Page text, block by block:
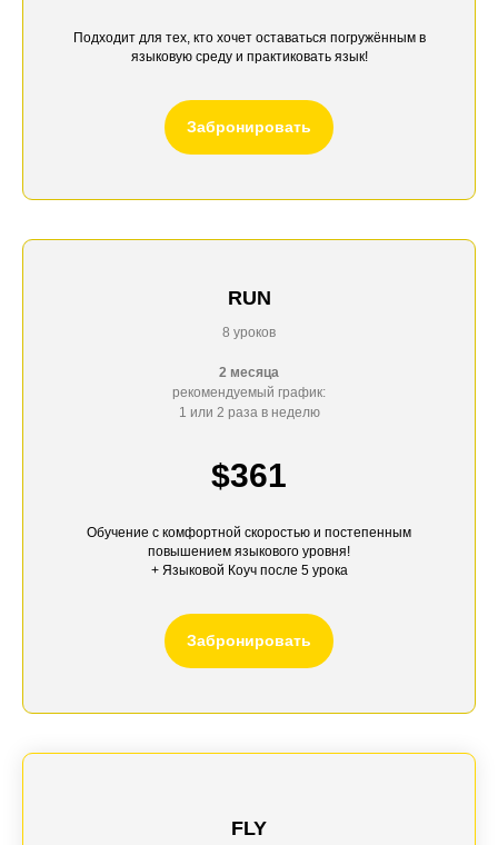
Подходит для тех, кто хочет оставаться погружённым в
языковую среду и практиковать язык!
Забронировать
RUN
8 уроков
2 месяца
рекомендуемый график:
1 или 2 раза в неделю
$361
Обучение с комфортной скоростью и постепенным
повышением языкового уровня!
+ Языковой Коучпосле 5 урока
Забронировать
FLY